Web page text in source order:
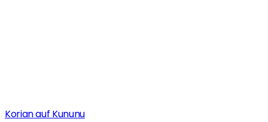
Korian auf Kununu